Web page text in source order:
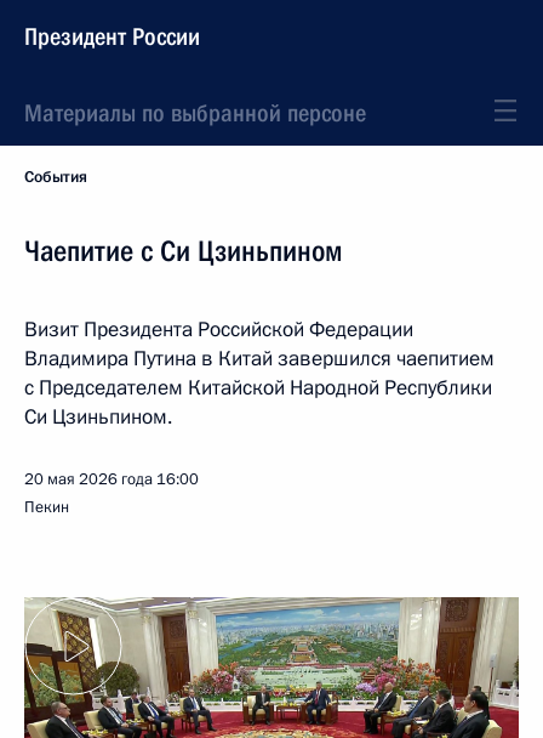
Президент России
Материалы по выбранной персоне
События
Чаепитие с Си Цзиньпином
Визит Президента Российской Федерации
Владимира Путина в Китай завершился чаепитием
с Председателем Китайской Народной Республики
Си Цзиньпином.
20 мая 2026 года 16:00
Пекин